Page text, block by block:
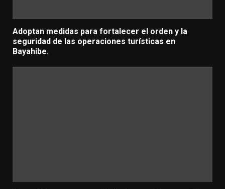
Adoptan medidas para fortalecer el orden y la
seguridad de las operaciones turísticas en
Bayahibe.